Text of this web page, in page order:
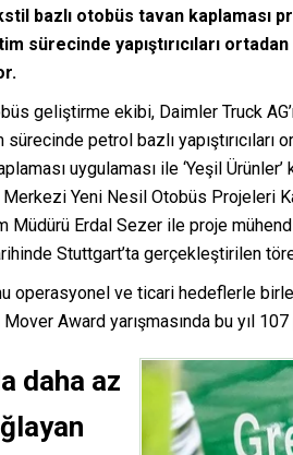
bazlı otobüs tavan kaplaması
sürecinde yapıştırıcıları
geliştirme ekibi, Daimler Truck
petrol bazlı yapıştırıcıları
uygulaması ile ‘Yeşil
Yeni Nesil Otobüs Projeleri
Müdürü Erdal Sezer ile proje
Stuttgart’ta gerçekleştirilen
operasyonel ve ticari hedeflerle
Award yarışmasında bu yıl 107
daha az